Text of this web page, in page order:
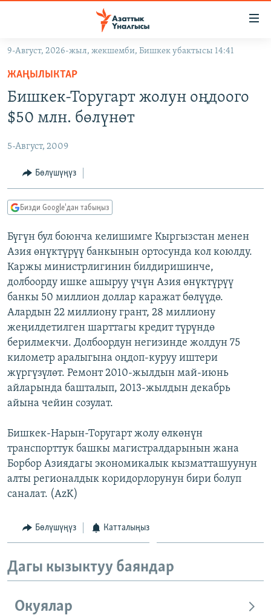
Навигацияга
өтүңүз
Издөөгө
салыңыз
ЭКОНОМИКА
МАДАНИЯТ
ДҮЙНӨ
БОРБОР АЗИЯ
АТАЙЫН ИЛИКТӨӨ
ТВ ПРОГРАММАЛАР
ЭКСПЕРТТЕР ТАЛДАЙТ
БИЗ ЖАНА ДҮЙНӨ
ДАНИСТЕ
ЭЖЕ-СИҢДИЛЕР
ЫҢГАЙСЫЗ СУРООЛОР
ӨЗГӨЧӨ ПИКИР
Русский
ОНЛАЙН ШЕРИНЕ
ЭЕ/АРнун бардык сайттары
9-Август, 2026-жыл, жекшемби, Бишкек убактысы 14:41
ЖАҢЫЛЫКТАР
Бишкек-Торугарт жолун оңдоого
$50 млн. бөлүнөт
5-Август, 2009
Бөлүшүңүз
Бизди Google'дан табыңыз
Бүгүн бул боюнча келишимге Кыргызстан менен
Азия өнүктүрүү банкынын ортосунда кол коюлду.
Каржы министрлигинин билдиришинче,
долбоорду ишке ашыруу үчүн Азия өнүктүрүү
банкы 50 миллион доллар каражат бөлүүдө.
Алардын 22 миллиону грант, 28 миллиону
жеңилдетилген шарттагы кредит түрүндө
берилмекчи. Долбоордун негизинде жолдун 75
километр аралыгына оңдоп-куруу иштери
жүргүзүлөт. Ремонт 2010-жылдын май-июнь
айларында башталып, 2013-жылдын декабрь
айына чейин созулат.
Бишкек-Нарын-Торугарт жолу өлкөнүн
транспорттук башкы магистралдарынын жана
Борбор Азиядагы экономикалык кызматташуунун
алты регионалдык коридорлорунун бири болуп
саналат. (AzK)
Бөлүшүңүз Катталыңыз
Дагы кызыктуу баяндар
Окуялар